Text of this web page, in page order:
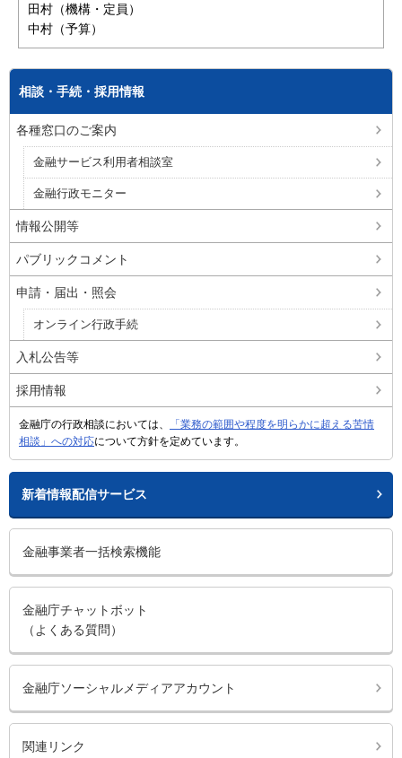
田村（機構・定員）
中村（予算）
相談・手続・採用情報
各種窓口のご案内
金融サービス利用者相談室
金融行政モニター
情報公開等
パブリックコメント
申請・届出・照会
オンライン行政手続
入札公告等
採用情報
金融庁の行政相談においては、
「業務の範囲や程度を明らかに超える苦情
相談」への対応について方針を定めています。
新着情報配信サービス
金融事業者一括検索機能
金融庁チャットボット
（よくある質問）
金融庁ソーシャルメディアアカウント
関連リンク